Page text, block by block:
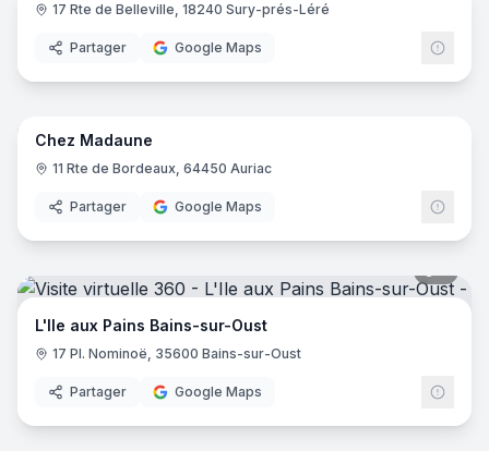
17 Rte de Belleville, 18240 Sury-prés-Léré
Partager Google Maps
7
Chez Madaune
11 Rte de Bordeaux, 64450 Auriac
Partager Google Maps
L'Ile aux Pains Bains-sur-Oust
17 Pl. Nominoë, 35600 Bains-sur-Oust
Partager Google Maps
4